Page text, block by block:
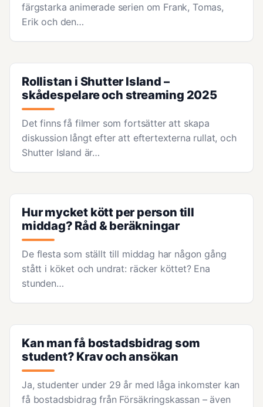
färgstarka animerade serien om Frank, Tomas,
Erik och den…
Rollistan i Shutter Island –
skådespelare och streaming 2025
Det finns få filmer som fortsätter att skapa
diskussion långt efter att eftertexterna rullat, och
Shutter Island är…
Hur mycket kött per person till
middag? Råd & beräkningar
De flesta som ställt till middag har någon gång
stått i köket och undrat: räcker köttet? Ena
stunden…
Kan man få bostadsbidrag som
student? Krav och ansökan
Ja, studenter under 29 år med låga inkomster kan
få bostadsbidrag från Försäkringskassan – även